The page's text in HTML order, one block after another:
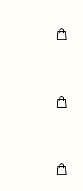
Tidigare